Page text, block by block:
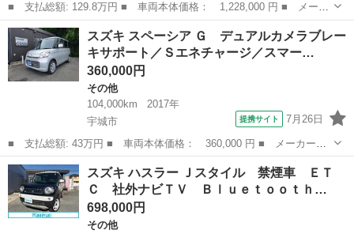
■ 支払総額: 129.8万円 ■ 車両本体価格： 1,228,000 円 ■ メーカ
ー名： スズキ ■ 車種名： カプチーノ ■ グレード名： ベース
グレード オフブルーＭ全塗装／オートマ／タイヤ４本新品交換済／
ターボ／...
熊本 宇城市 その他
スズキ スペーシア Ｇ デュアルカメラブレー
キサポート／Ｓエネチャージ／スマー…
360,000円
その他
104,000km
2017年
宇城市
提携サイト 7月26日
■ 支払総額: 43万円 ■ 車両本体価格： 360,000 円 ■ メーカー
名： スズキ ■ 車種名： スペーシア ■ グレード名： Ｇ デュ
アルカメラブレーキサポート／Ｓエネチャージ／スマートキー／プッ
シュスタート／ド...
熊本 宇城市 その他
スズキ ハスラー Ｊスタイル 禁煙車 ＥＴ
Ｃ 社外ナビＴＶ Ｂｌｕｅｔｏｏｔｈ…
698,000円
その他